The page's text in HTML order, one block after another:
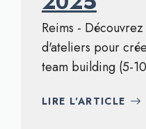
Reims -
d'ateliers pour
team building (5-
LIRE L'ARTICLE